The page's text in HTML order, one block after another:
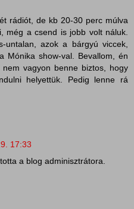
rádiót, de kb 20-30 perc múlva
még a csend is jobb volt náluk.
untalan, azok a bárgyú viccek,
Mónika show-val. Bevallom, én
vagyon benne biztos, hogy
helyettük. Pedig lenne rá
17:33
a blog adminisztrátora.